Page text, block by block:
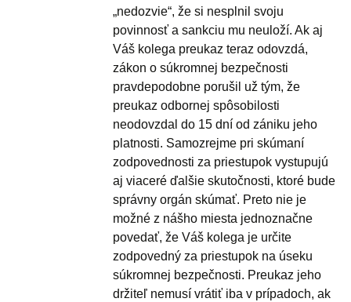
„nedozvie“, že si nesplnil svoju
povinnosť a sankciu mu neuloží. Ak aj
Váš kolega preukaz teraz odovzdá,
zákon o súkromnej bezpečnosti
pravdepodobne porušil už tým, že
preukaz odbornej spôsobilosti
neodovzdal do 15 dní od zániku jeho
platnosti. Samozrejme pri skúmaní
zodpovednosti za priestupok vystupujú
aj viaceré ďalšie skutočnosti, ktoré bude
správny orgán skúmať. Preto nie je
možné z nášho miesta jednoznačne
povedať, že Váš kolega je určite
zodpovedný za priestupok na úseku
súkromnej bezpečnosti. Preukaz jeho
držiteľ nemusí vrátiť iba v prípadoch, ak